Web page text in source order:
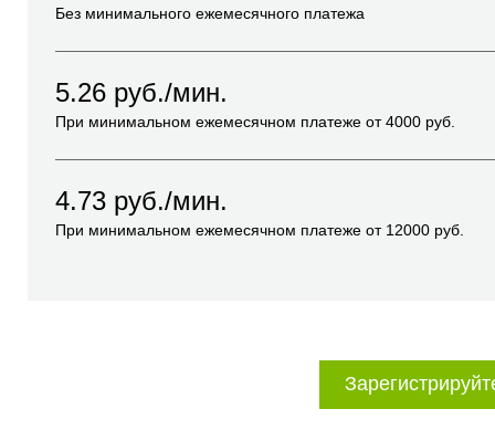
Без минимального ежемесячного платежа
5.26 руб./мин.
При минимальном ежемесячном платеже от4000 руб.
4.73 руб./мин.
При минимальном ежемесячном платеже от 12000 руб.